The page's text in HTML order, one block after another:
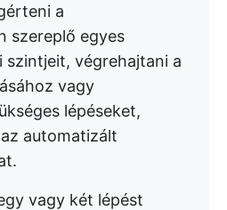
a
szereplő egyes
végrehajtani a
vagy
lépéseket,
automatizált
vagy két lépést